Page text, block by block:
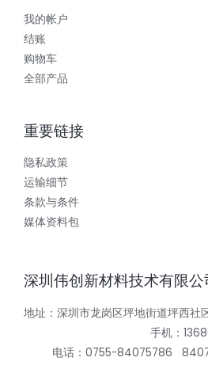
我的帐户
结账
购物车
全部产品
重要链接
隐私政策
运输细节
条款与条件
媒体资料包
深圳伟创新材料技术有限公
地址：深圳市龙岗区坪地街道
手机：
电话：0755-84075786